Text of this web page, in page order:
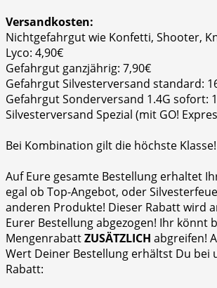
Versandkosten:
Nichtgefahrgut wie Konfetti, Shooter,
Lyco: 4,90€
Gefahrgut ganzjährig: 7,90€
Gefahrgut Silvesterversand standard:
Gefahrgut Sonderversand 1.4G sofort:
Silvesterversand Spezial (mit GO!
Bei Kombination gilt die höchste Klasse!
Auf Eure gesamte Bestellung erhaltet
egal ob Top-Angebot, oder
anderen Produkte! Dieser Rabatt wird
Eurer Bestellung abgezogen! Ihr könnt
MengenrabattZUSÄTZLICH abgreifen!
Wert Deiner Bestellung erhältst Du bei
Rabatt: